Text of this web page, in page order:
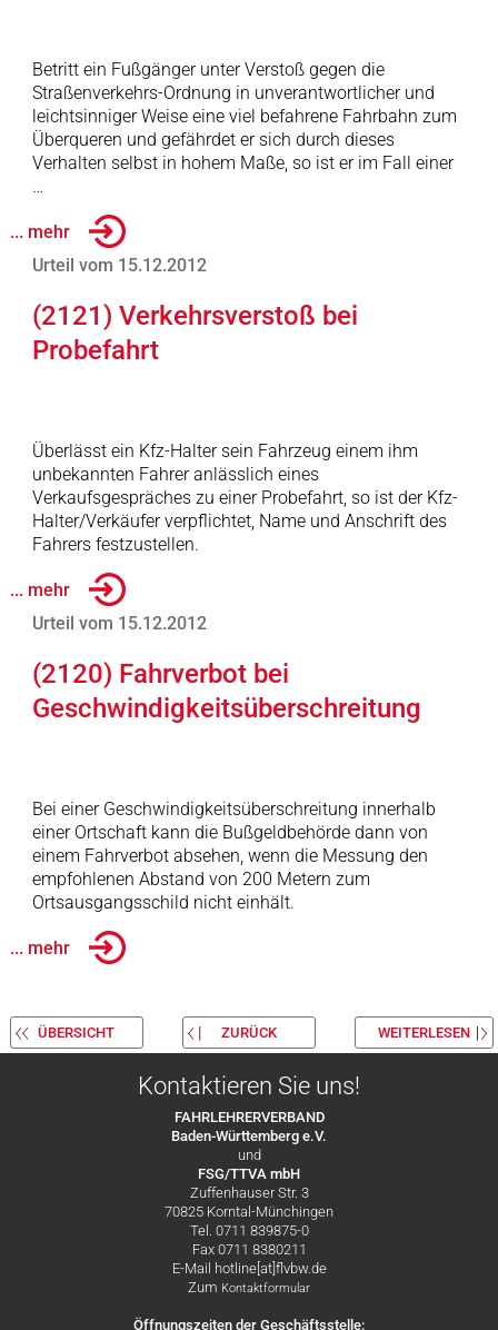
Betritt ein Fußgänger unter Verstoß gegen die
Straßenverkehrs-Ordnung in unverantwortlicher und
leichtsinniger Weise eine viel befahrene Fahrbahn zum
Überqueren und gefährdet er sich durch dieses
Verhalten selbst in hohem Maße, so ist er im Fall einer
…
... mehr
Urteil vom 15.12.2012
(2121) Verkehrsverstoß bei
Probefahrt
Überlässt ein Kfz-Halter sein Fahrzeug einem ihm
unbekannten Fahrer anlässlich eines
Verkaufsgespräches zu einer Probefahrt, so ist der Kfz-
Halter/Verkäufer verpflichtet, Name und Anschrift des
Fahrers festzustellen.
... mehr
Urteil vom 15.12.2012
(2120) Fahrverbot bei
Geschwindigkeitsüberschreitung
Bei einer Geschwindigkeitsüberschreitung innerhalb
einer Ortschaft kann die Bußgeldbehörde dann von
einem Fahrverbot absehen, wenn die Messung den
empfohlenen Abstand von 200 Metern zum
Ortsausgangsschild nicht einhält.
... mehr
ÜBERSICHT ZURÜCK WEITERLESEN
Kontaktieren Sie uns!
FAHRLEHRERVERBAND
Baden-Württemberg e.V.
und
FSG/TTVA mbH
Zuffenhauser Str. 3
70825 Korntal-Münchingen
Tel. 0711 839875-0
Fax 0711 8380211
E-Mail hotline[at]flvbw.de
Zum Kontaktformular
Öffnungszeiten der Geschäftsstelle: